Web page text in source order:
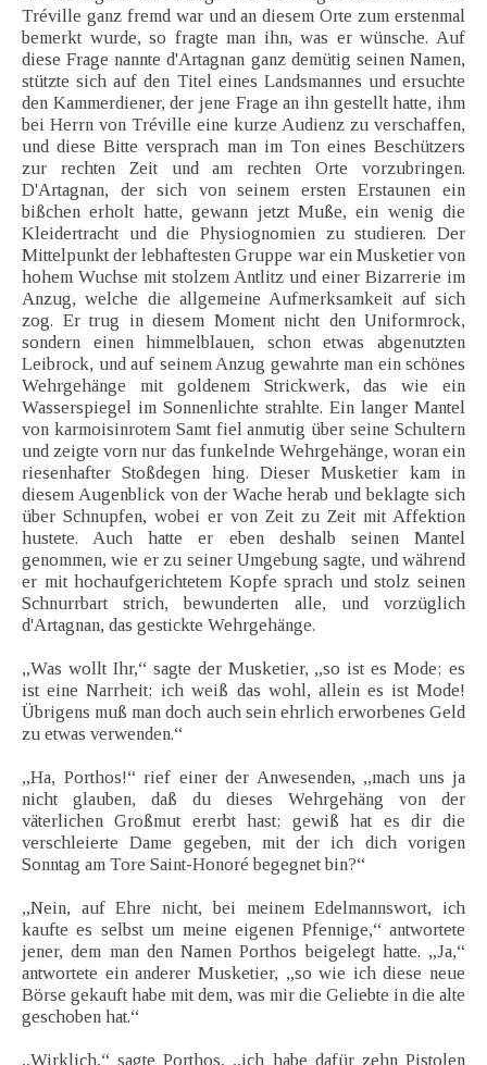
Tréville ganz fremd war und an diesem Orte zum erstenmal
bemerkt wurde, so fragte man ihn, was er wünsche. Auf
diese Frage nannte d'Artagnan ganz demütig seinen Namen,
stützte sich auf den Titel eines Landsmannes und ersuchte
den Kammerdiener, der jene Frage an ihn gestellt hatte, ihm
bei Herrn von Tréville eine kurze Audienz zu verschaffen,
und diese Bitte versprach man im Ton eines Beschützers
zur rechten Zeit und am rechten Orte vorzubringen.
D'Artagnan, der sich von seinem ersten Erstaunen ein
bißchen erholt hatte, gewann jetzt Muße, ein wenig die
Kleidertracht und die Physiognomien zu studieren. Der
Mittelpunkt der lebhaftesten Gruppe war ein Musketier von
hohem Wuchse mit stolzem Antlitz und einer Bizarrerie im
Anzug, welche die allgemeine Aufmerksamkeit auf sich
zog. Er trug in diesem Moment nicht den Uniformrock,
sondern einen himmelblauen, schon etwas abgenutzten
Leibrock, und auf seinem Anzug gewahrte man ein schönes
Wehrgehänge mit goldenem Strickwerk, das wie ein
Wasserspiegel im Sonnenlichte strahlte. Ein langer Mantel
von karmoisinrotem Samt fiel anmutig über seine Schultern
und zeigte vorn nur das funkelnde Wehrgehänge, woran ein
riesenhafter Stoßdegen hing. Dieser Musketier kam in
diesem Augenblick von der Wache herab und beklagte sich
über Schnupfen, wobei er von Zeit zu Zeit mit Affektion
hustete. Auch hatte er eben deshalb seinen Mantel
genommen, wie er zu seiner Umgebung sagte, und während
er mit hochaufgerichtetem Kopfe sprach und stolz seinen
Schnurrbart strich, bewunderten alle, und vorzüglich
d'Artagnan, das gestickte Wehrgehänge.
„Was wollt Ihr,“ sagte der Musketier, „so ist es Mode; es
ist eine Narrheit; ich weiß das wohl, allein es ist Mode!
Übrigens muß man doch auch sein ehrlich erworbenes Geld
zu etwas verwenden.“
„Ha, Porthos!“ rief einer der Anwesenden, „mach uns ja
nicht glauben, daß du dieses Wehrgehäng von der
väterlichen Großmut ererbt hast; gewiß hat es dir die
verschleierte Dame gegeben, mit der ich dich vorigen
Sonntag am Tore Saint-Honoré begegnet bin?“
„Nein, auf Ehre nicht, bei meinem Edelmannswort, ich
kaufte es selbst um meine eigenen Pfennige,“ antwortete
jener, dem man den Namen Porthos beigelegt hatte. „Ja,“
antwortete ein anderer Musketier, „so wie ich diese neue
Börse gekauft habe mit dem, was mir die Geliebte in die alte
geschoben hat.“
„Wirklich,“ sagte Porthos, „ich habe dafür zehn Pistolen